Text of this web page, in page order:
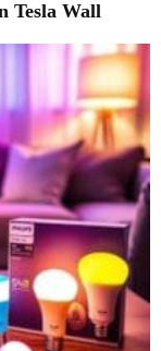
Tesla Wall